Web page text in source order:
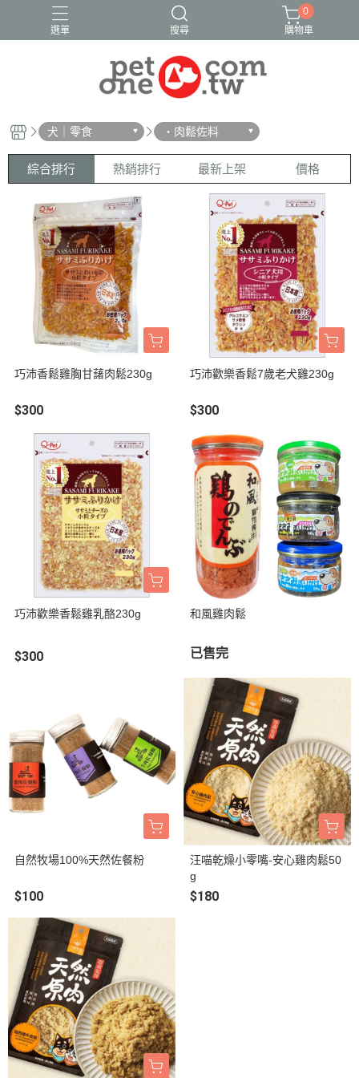
選單 搜尋
0
購物車
犬｜零食 ・肉鬆佐料
綜合排行 熱銷排行 最新上架 價格
巧沛香鬆雞胸甘藷肉鬆230g
$300
巧沛歡樂香鬆7歲老犬雞230g
$300
巧沛歡樂香鬆雞乳酪230g
$300
和風雞肉鬆
已售完
自然牧場100%天然佐餐粉
$100
汪喵乾燥小零嘴-安心雞肉鬆50
g
$180